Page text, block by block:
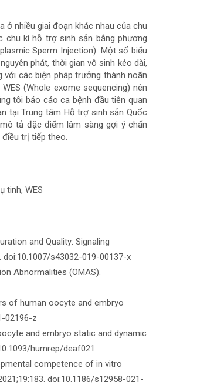
nhiều giai đoạn khác nhau của chu
chu kì hỗ trợ sinh sản bằng phương
Sperm Injection). Một số biểu
phát, thời gian vô sinh kéo dài,
các biện pháp trưởng thành noãn
(Whole exome sequencing) nên
tôi báo cáo ca bệnh đầu tiên quan
tại Trung tâm Hỗ trợ sinh sản Quốc
tả đặc điểm lâm sàng gợi ý chẩn
trị tiếp theo.
tinh, WES
and Quality: Signaling
doi:10.1007/s43032-019-00137-x
Abnormalities (OMAS).
of human oocyte and embryo
02196-z
and embryo static and dynamic
humrep/deaf021
competence of in vitro
doi:10.1186/s12958-021-